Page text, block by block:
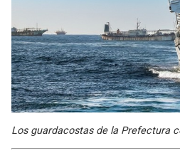
Los guardacostas de la Prefectura